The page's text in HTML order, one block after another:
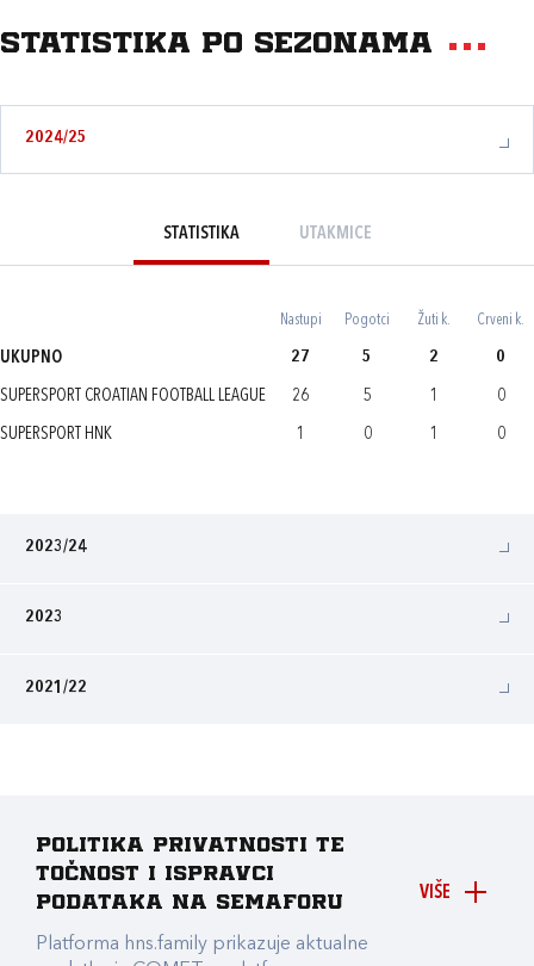
Statistika po sezonama
2024/25
STATISTIKA UTAKMICE
Nastupi Pogotci Žuti k. Crveni k.
UKUPNO 27 5 2 0
SUPERSPORT CROATIAN FOOTBALL LEAGUE 26 5 1 0
SUPERSPORT HNK 1 0 1 0
2023/24
2023
2021/22
VIŠE
Politika privatnosti te
točnost i ispravci
podataka na Semaforu
Platforma hns.family prikazuje aktualne